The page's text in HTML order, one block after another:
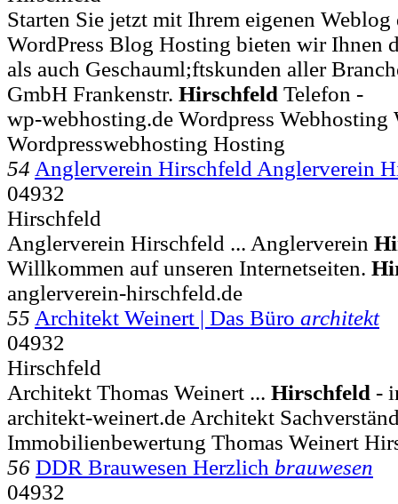
Starten Sie jetzt mit Ihrem eigenen
WordPress Blog Hosting bieten wir Ihnen
als auch Geschauml;ftskunden aller
GmbH Frankenstr. Hirschfeld Telefon -
wp-webhosting.de Wordpress Webhosting
Wordpresswebhosting Hosting
54 Anglerverein Hirschfeld Anglerverein
04932
Hirschfeld
Anglerverein Hirschfeld ... Anglerverein
Willkommen auf unseren Internetseiten.
anglerverein-hirschfeld.de
55 Architekt Weinert | Das Büro architekt
04932
Hirschfeld
Architekt Thomas Weinert ... Hirschfeld -
architekt-weinert.de Architekt
Immobilienbewertung Thomas Weinert
56 DDR Brauwesen Herzlich brauwesen
04932